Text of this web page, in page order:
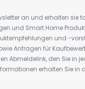
an und erhalten sie
und Smart Home
und -
Anfragen für
Abmeldelink, den Sie in
erhalten Sie in